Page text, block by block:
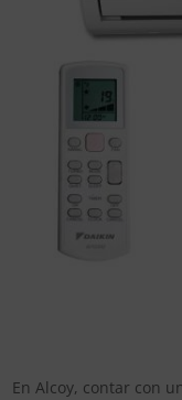
En Alcoy, contar con